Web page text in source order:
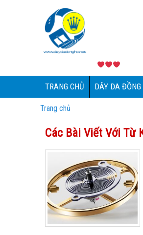
TRANG CHỦ DÂY DA ĐỒNG
Trang chủ
Các Bài Viết Với Từ